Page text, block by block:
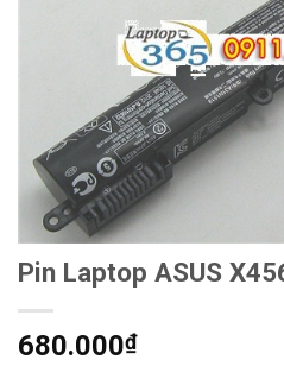
Pin Laptop ASUS
680.000₫